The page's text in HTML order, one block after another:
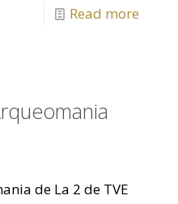
Read more
de La 2 de TVE